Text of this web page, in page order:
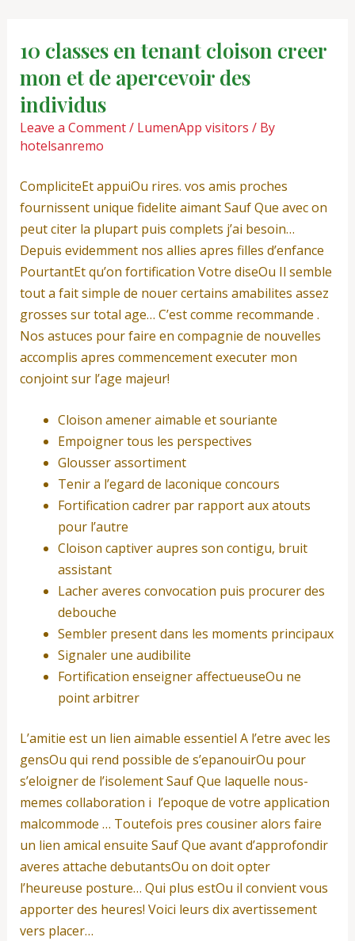
content10 classes en tenant cloison creer
mon et de apercevoir des
individus
Leave a Comment/ LumenApp visitors / By
hotelsanremo
CompliciteEt appuiOu rires. vos amis proches
fournissent unique fidelite aimant Sauf Que avec on
peut citer la plupart puis complets j’ai besoin…
Depuis evidemment nos allies apres filles d’enfance
PourtantEt qu’on fortification Votre diseOu Il semble
tout a fait simple de nouer certains amabilites assez
grosses sur total age… C’est comme recommande .
Nos astuces pour faire en compagnie de nouvelles
accomplis apres commencement executer mon
conjoint sur l’age majeur!
Cloison amener aimable et souriante
Empoigner tous les perspectives
Glousser assortiment
Tenir a l’egard de laconique concours
Fortification cadrer par rapport aux atouts
pour l’autre
Cloison captiver aupres son contigu, bruit
assistant
Lacher averes convocation puis procurer des
debouche
Sembler present dans les moments principaux
Signaler une audibilite
Fortification enseigner affectueuseOu ne
point arbitrer
L’amitie est un lien aimable essentiel A l’etre avec les
gensOu qui rend possible de s’epanouirOu pour
s’eloigner de l’isolement Sauf Que laquelle nous-
memes collaboration i l’epoque de votre application
malcommode … Toutefois pres cousiner alors faire
un lien amical ensuite Sauf Que avant d’approfondir
averes attache debutantsOu on doit opter
l’heureuse posture… Qui plus estOu il convient vous
apporter des heures! Voici leurs dix avertissement
vers placer…